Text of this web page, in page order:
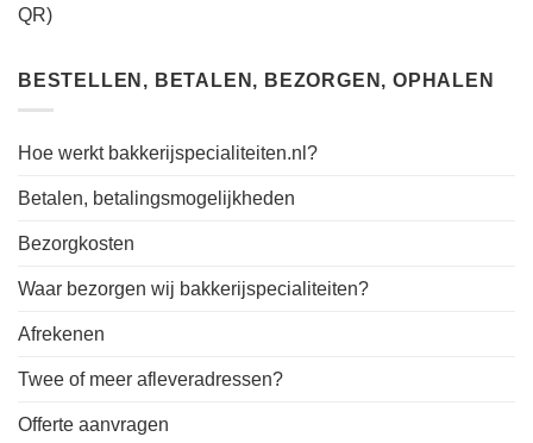
QR)
BESTELLEN, BETALEN, BEZORGEN, OPHALEN
Hoe werkt bakkerijspecialiteiten.nl?
Betalen, betalingsmogelijkheden
Bezorgkosten
Waar bezorgen wij bakkerijspecialiteiten?
Afrekenen
Twee of meer afleveradressen?
Offerte aanvragen